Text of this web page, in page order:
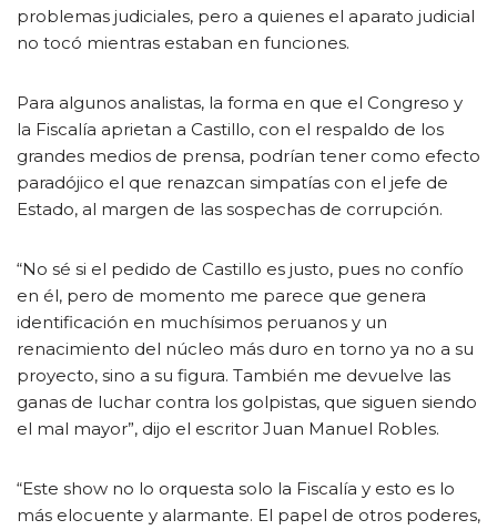
problemas judiciales, pero a quienes el aparato judicial
no tocó mientras estaban en funciones.
Para algunos analistas, la forma en que el Congreso y
la Fiscalía aprietan a Castillo, con el respaldo de los
grandes medios de prensa, podrían tener como efecto
paradójico el que renazcan simpatías con el jefe de
Estado, al margen de las sospechas de corrupción.
“No sé si el pedido de Castillo es justo, pues no confío
en él, pero de momento me parece que genera
identificación en muchísimos peruanos y un
renacimiento del núcleo más duro en torno ya no a su
proyecto, sino a su figura. También me devuelve las
ganas de luchar contra los golpistas, que siguen siendo
el mal mayor”, dijo el escritor Juan Manuel Robles.
“Este show no lo orquesta solo la Fiscalía y esto es lo
más elocuente y alarmante. El papel de otros poderes,